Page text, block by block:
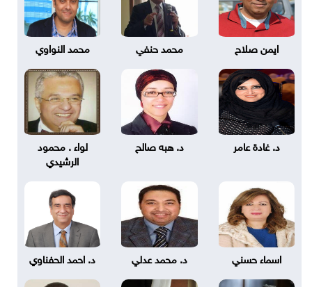
ايمن صلاح محمد حنفي محمد النواوي
د. غادة عامر د. هبه صالح
لواء . محمود
الرشيدي
اسماء حسني د. محمد عدلي د. احمد الحفناوي